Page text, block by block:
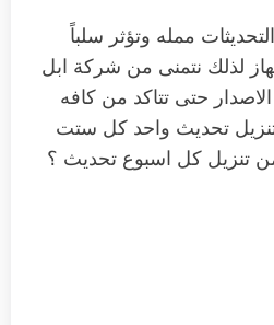
ممله وتؤثر سلباً
لذلك نتمنى من شركة ابل
الاصدار حتى تتاكد من كافه
تنزيل تحديث واحد كل ستت
تنزيل كل اسبوع تحديث ؟